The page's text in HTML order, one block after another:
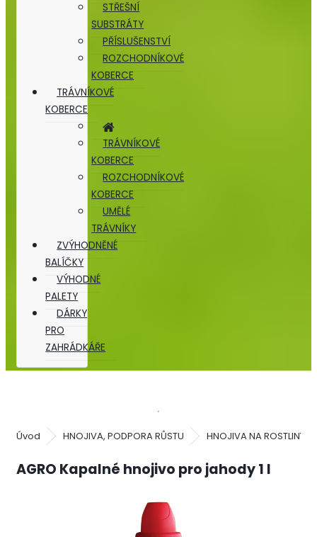
STŘEŠNÍ
SUBSTRÁTY
PŘÍSLUŠENSTVÍ
ROZCHODNÍKOVÉ
KOBERCE
TRÁVNÍKOVÉ
KOBERCE
TRÁVNÍKOVÉ
KOBERCE
ROZCHODNÍKOVÉ
KOBERCE
UMĚLÉ
TRÁVNÍKY
ZVÝHODNĚNÉ
BALÍČKY
VÝHODNÉ
PALETY
DÁRKY
PRO
ZAHRÁDKÁŘE
Úvod HNOJIVA, PODPORA RŮSTU HNOJIVA NA ROSTLINY
AGRO Kapalné hnojivo pro jahody 1 l